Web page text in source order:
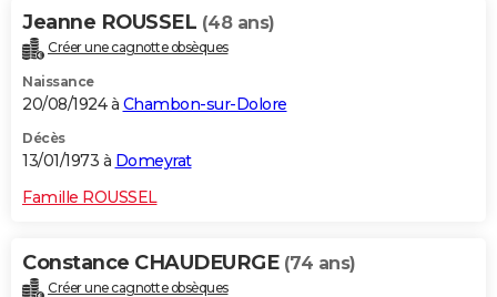
Jeanne ROUSSEL (48 ans)
Créer une cagnotte obsèques
Naissance
20/08/1924 à Chambon-sur-Dolore
Décès
13/01/1973 à Domeyrat
Famille ROUSSEL
Constance CHAUDEURGE (74 ans)
Créer une cagnotte obsèques